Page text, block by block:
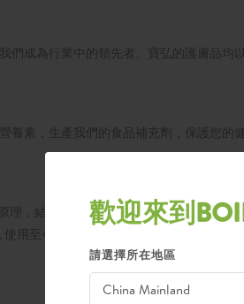
歡迎來到
請選擇所在地區
們成為行業中的領先者。寶弘的護膚品均
養素，生產我們的食品補充劑，保護您的
理，結合微量物質，在無傷害的前提下治
用至今。